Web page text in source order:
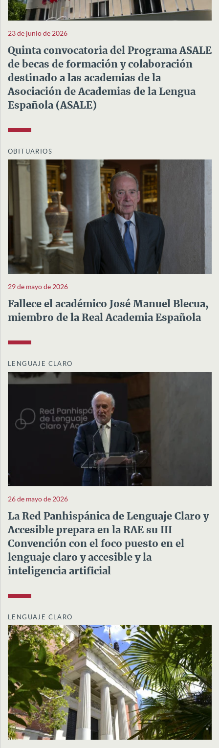
23 de junio de 2026
Quinta convocatoria del Programa ASALE
de becas de formación y colaboración
destinado a las academias de la
Asociación de Academias de la Lengua
Española (ASALE)
OBITUARIOS
29 de mayo de 2026
Fallece el académico José Manuel Blecua,
miembro de la Real Academia Española
LENGUAJE CLARO
26 de mayo de 2026
La Red Panhispánica de Lenguaje Claro y
Accesible prepara en la RAE su III
Convención con el foco puesto en el
lenguaje claro y accesible y la
inteligencia artificial
LENGUAJE CLARO